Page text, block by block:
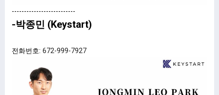
--------------------------
-박종민 (Keystart)
전화번호: 672-999-7927